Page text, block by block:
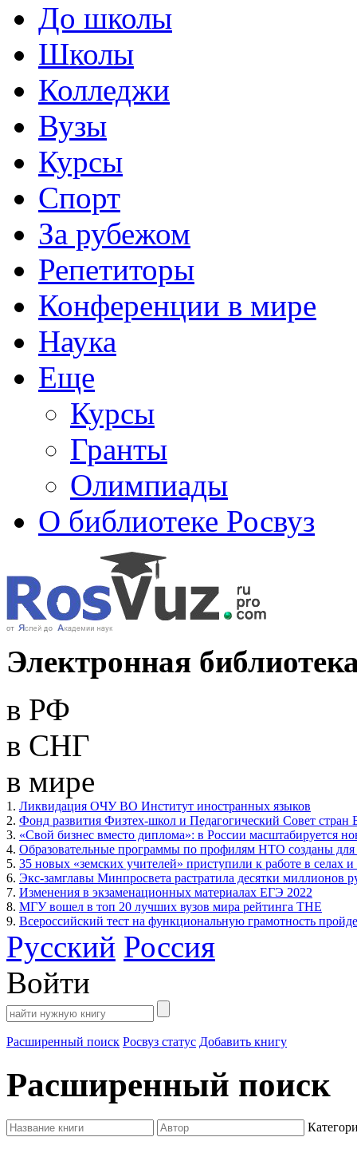
До школы
Школы
Колледжи
Вузы
Курсы
Спорт
За рубежом
Репетиторы
Конференции в мире
Наука
Еще
Курсы
Гранты
Олимпиады
О библиотеке Росвуз
Электронная
в РФ
в СНГ
в мире
1. Ликвидация ОЧУ ВО Институт иностранных языков
2. Фонд развития Физтех-школ и Педагогический Совет
3. «Свой бизнес вместо диплома»: в России масштабируется
4. Образовательные программы по профилям НТО созданы для
5. 35 новых «земских учителей» приступили к работе в селах
6. Экс-замглавы Минпросвета растратила десятки миллионов
7. Изменения в экзаменационных материалах ЕГЭ 2022
8. МГУ вошел в топ 20 лучших вузов мира рейтинга THE
9. Всероссийский тест на функциональную грамотность
Русский Россия
Войти
Расширенный поиск Росвуз статус Добавить книгу
Расширенный поиск